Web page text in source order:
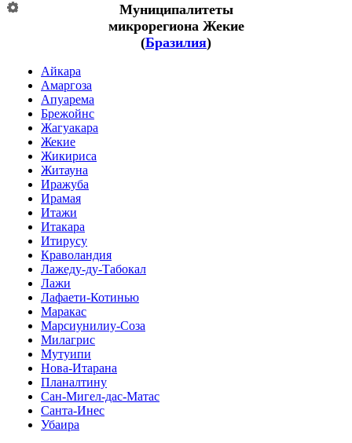
Муниципалитеты
микрорегиона Жекие
(Бразилия)
Айкара
Амаргоза
Апуарема
Брежойнс
Жагуакара
Жекие
Жикириса
Житауна
Иражуба
Ирамая
Итажи
Итакара
Итирусу
Краволандия
Лажеду-ду-Табокал
Лажи
Лафаети-Котинью
Маракас
Марсиунилиу-Соза
Милагрис
Мутуипи
Нова-Итарана
Планалтину
Сан-Мигел-дас-Матас
Санта-Инес
Убаира